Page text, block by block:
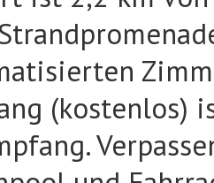
(kostenlos)